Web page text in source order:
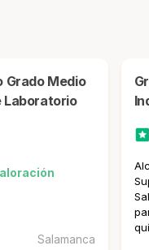
Laboratorio
Salamanca
Grado superior en Química